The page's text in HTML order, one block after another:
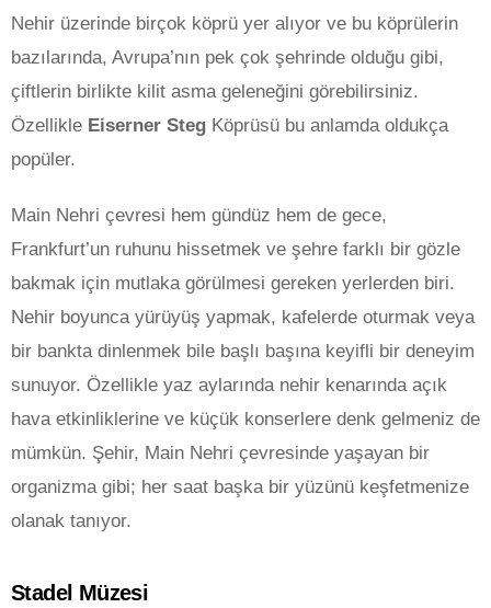
Nehir üzerinde birçok köprü yer alıyor ve bu köprülerin
bazılarında, Avrupa’nın pek çok şehrinde olduğu gibi,
çiftlerin birlikte kilit asma geleneğini görebilirsiniz.
Özellikle Eiserner Steg Köprüsü bu anlamda oldukça
popüler.
Main Nehri çevresi hem gündüz hem de gece,
Frankfurt’un ruhunu hissetmek ve şehre farklı bir gözle
bakmak için mutlaka görülmesi gereken yerlerden biri.
Nehir boyunca yürüyüş yapmak, kafelerde oturmak veya
bir bankta dinlenmek bile başlı başına keyifli bir deneyim
sunuyor. Özellikle yaz aylarında nehir kenarında açık
hava etkinliklerine ve küçük konserlere denk gelmeniz de
mümkün. Şehir, Main Nehri çevresinde yaşayan bir
organizma gibi; her saat başka bir yüzünü keşfetmenize
olanak tanıyor.
Stadel Müzesi